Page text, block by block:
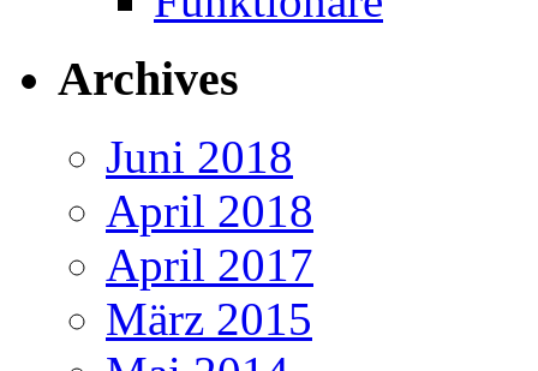
Archives
Juni 2018
April 2018
April 2017
März 2015